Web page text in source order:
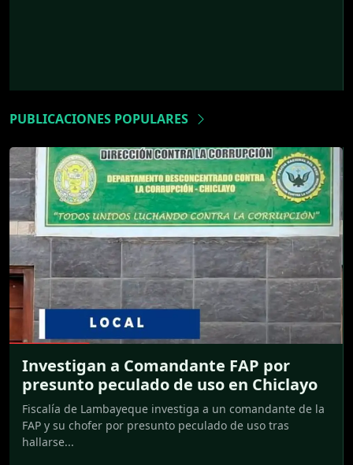
PUBLICACIONES POPULARES
Investigan a Comandante FAP por
presunto peculado de uso en Chiclayo
Fiscalía de Lambayeque investiga a un comandante de la
FAP y su chofer por presunto peculado de uso tras
hallarse...